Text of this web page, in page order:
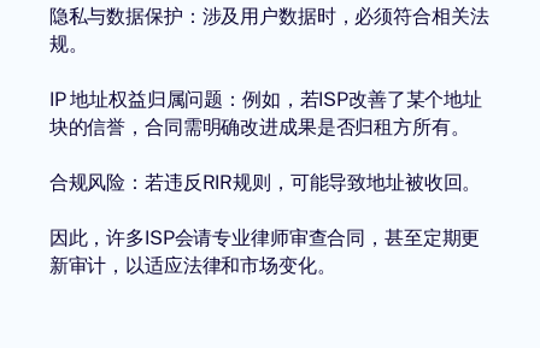
隐私与数据保护：涉及用户数据时，必须符合相关法
规。
IP 地址权益归属问题：例如，若ISP改善了某个地址
块的信誉，合同需明确改进成果是否归租方所有。
合规风险：若违反RIR规则，可能导致地址被收回。
因此，许多ISP会请专业律师审查合同，甚至定期更
新审计，以适应法律和市场变化。